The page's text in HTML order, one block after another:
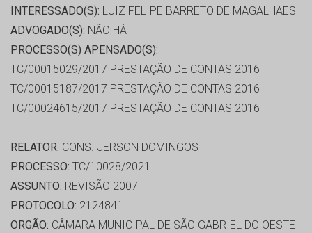
INTERESSADO(S): LUIZ FELIPE BARRETO DE MAGALHAES
ADVOGADO(S): NÃO HÁ
PROCESSO(S) APENSADO(S):
TC/00015029/2017 PRESTAÇÃO DE CONTAS 2016
TC/00015187/2017 PRESTAÇÃO DE CONTAS 2016
TC/00024615/2017 PRESTAÇÃO DE CONTAS 2016
RELATOR: CONS. JERSON DOMINGOS
PROCESSO: TC/10028/2021
ASSUNTO: REVISÃO 2007
PROTOCOLO: 2124841
ORGÃO: CÂMARA MUNICIPAL DE SÃO GABRIEL DO OESTE